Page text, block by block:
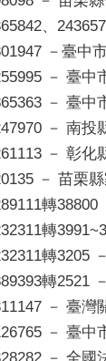
、
－臺中
－ 臺中
－ 臺中
－ 南投
－ 彰化
－ 苗栗
轉
轉
轉3205
轉2521
－ 臺灣
－ 臺中
－ 全國